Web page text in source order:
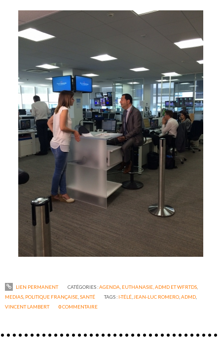
LIEN PERMANENT CATÉGORIES :AGENDA EUTHANASIE, ADMD ET WFRTDS,
MEDIAS POLITIQUE FRANÇAISE ,SANTÉ TAGS : I-TÉLÉ JEAN-LUC ROMERO ,ADMD
VINCENT LAMBERT
0COMMENTAIRE